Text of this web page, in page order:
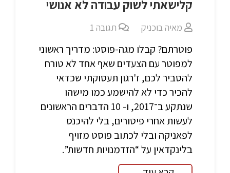
קלישאתי לשוק עבודה לא אנושי
מאיה בוכניק תגובה1
פוטרתם? קבלו מגה-פוסט: מדריך ראשוני
למפוטר עם הצעדים שאף אחד לא טורח
להסביר לכם, ז'רגון תעסוקתי שכדאי
להכיר כדי לא להישמע כמו מישהו
שנתקע ב־2017, ו- 10 הדברים הראשונים
לעשות אחרי פיטורים, בלי להיכנס
לפאניקה ובלי לכתוב פוסט מזויף
בלינקדאין על “הזדמנויות חדשות”.